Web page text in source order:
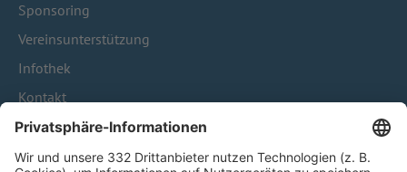
Sponsoring
Vereinsunterstützung
Infothek
Kontakt
HÄUFIG BESUCHTE SEITEN